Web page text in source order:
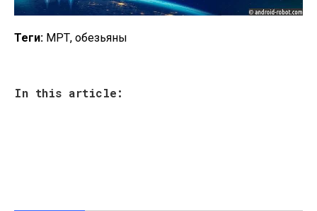
Теги: МРТ, обезьяны
In this article: